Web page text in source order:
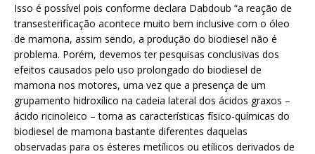
Isso é possível pois conforme declara Dabdoub “a reação de
transesterificação acontece muito bem inclusive com o óleo
de mamona, assim sendo, a produção do biodiesel não é
problema. Porém, devemos ter pesquisas conclusivas dos
efeitos causados pelo uso prolongado do biodiesel de
mamona nos motores, uma vez que a presença de um
grupamento hidroxílico na cadeia lateral dos ácidos graxos –
ácido ricinoleico – torna as características físico-químicas do
biodiesel de mamona bastante diferentes daquelas
observadas para os ésteres metílicos ou etílicos derivados de